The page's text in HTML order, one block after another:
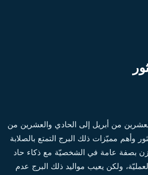
من أبريل إلى الحادي والعشرين من
وأهم مميّزات ذلك البرج التمتع بالصلابة
بصفة عامة في الشخصيّة مع ذكاء حاد
ولكن يعيب مواليد ذلك البرج عدم